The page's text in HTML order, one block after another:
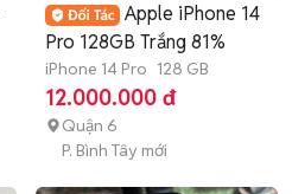
Apple iPhone 14
Pro 128GB Trắng 81%
iPhone 14 Pro 128 GB
12.000.000 đ
Quận 6
P. Bình Tây mới